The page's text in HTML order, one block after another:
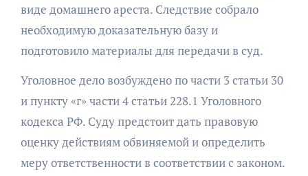
виде домашнего ареста. Следствие собрало
необходимую доказательную базу и
подготовило материалы для передачи в суд.
Уголовное дело возбуждено по части 3 статьи 30
и пункту «г» части 4 статьи 228.1 Уголовного
кодекса РФ. Суду предстоит дать правовую
оценку действиям обвиняемой и определить
меру ответственности в соответствии с законом.